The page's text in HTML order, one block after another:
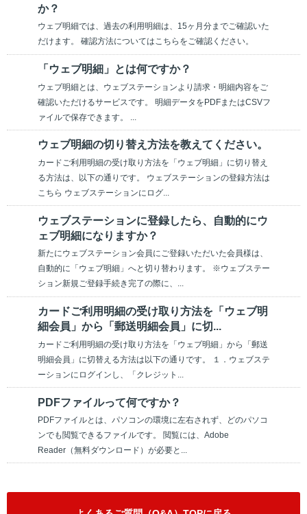
か？
ウェブ明細では、過去の利用明細は、15ヶ月分までご確認いた
だけます。 確認方法についてはこちらをご確認ください。
「ウェブ明細」とは何ですか？
ウェブ明細とは、ウェブステーションより請求・明細内容をご
確認いただけるサービスです。 明細データをPDFまたはCSVフ
ァイルで保存できます。 ...
ウェブ明細の切り替え方法を教えてください。
カードご利用明細の受け取り方法を「ウェブ明細」に切り替え
る方法は、以下の通りです。 ウェブステーションの登録方法は
こちら ウェブステーションにログ...
ウェブステーションに登録したら、自動的にウ
ェブ明細になりますか？
新たにウェブステーション会員にご登録いただいた会員様は、
自動的に「ウェブ明細」へと切り替わります。 ※ウェブステー
ション新規ご登録手続き完了の際に、...
カードご利用明細の受け取り方法を「ウェブ明
細会員」から「郵送明細会員」に切...
カードご利用明細の受け取り方法を「ウェブ明細」から「郵送
明細会員」に切替える方法は以下の通りです。 １．ウェブステ
ーションにログインし、「クレジット...
PDFファイルって何ですか？
PDFファイルとは、パソコンの環境に左右されず、どのパソコ
ンでも閲覧できるファイルです。 閲覧には、Adobe
Reader（無料ダウンロード）が必要と...